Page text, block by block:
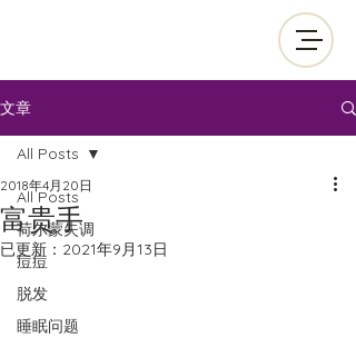
文章
All Posts
荷尔蒙失调
痘痘
脱发
睡眠问题
All Posts
富贵手
2018年4月20日
已更新： 2021年9月13日